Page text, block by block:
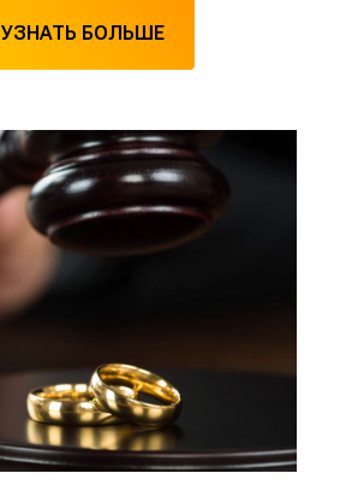
УЗНАТЬ БОЛЬШЕ